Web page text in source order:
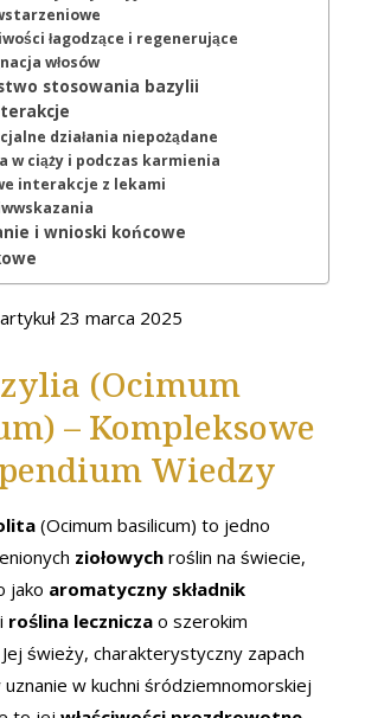
łagodzące i regenerujące
włosów
stosowania bazylii
działania niepożądane
w ciąży i podczas karmienia
interakcje z lekami
i wnioski końcowe
23 marca 2025
(Ocimum
– Kompleksowe
Wiedzy
(Ocimum basilicum) to jedno
ziołowych roślin na świecie,
jako aromatyczny składnik
roślina lecznicza o szerokim
świeży, charakterystyczny zapach
uznanie w kuchni śródziemnomorskiej